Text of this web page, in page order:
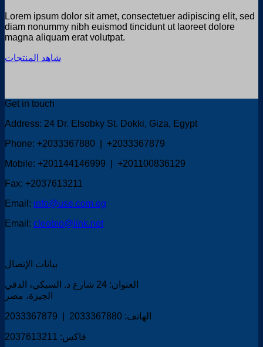
Lorem ipsum dolor sit amet, consectetuer adipiscing elit, sed
diam nonummy nibh euismod tincidunt ut laoreet dolore
magna aliquam erat volutpat.
شاهد المنتجات
Get in touch
Address: 24 Dr. Elsobky St. Dokki, Giza, Egypt
Phone: +2033367880 | +2033367879
Mobile: +201144146999 | +201100836129
Fax: +2037613211
Email: info@use.com.eg
Email: cleobio@link.net
بيانات الإتصال
العنوان: 24 شارع د. السبكي، الدقي
الجيزة، مصر
الهاتف: 2033367880 | 2033367879
فاكس: 2037613211